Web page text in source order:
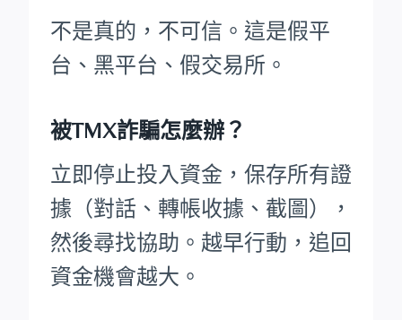
不是真的，不可信。這是假平
台、黑平台、假交易所。
被TMX詐騙怎麼辦？
立即停止投入資金，保存所有證
據（對話、轉帳收據、截圖），
然後尋找協助。越早行動，追回
資金機會越大。